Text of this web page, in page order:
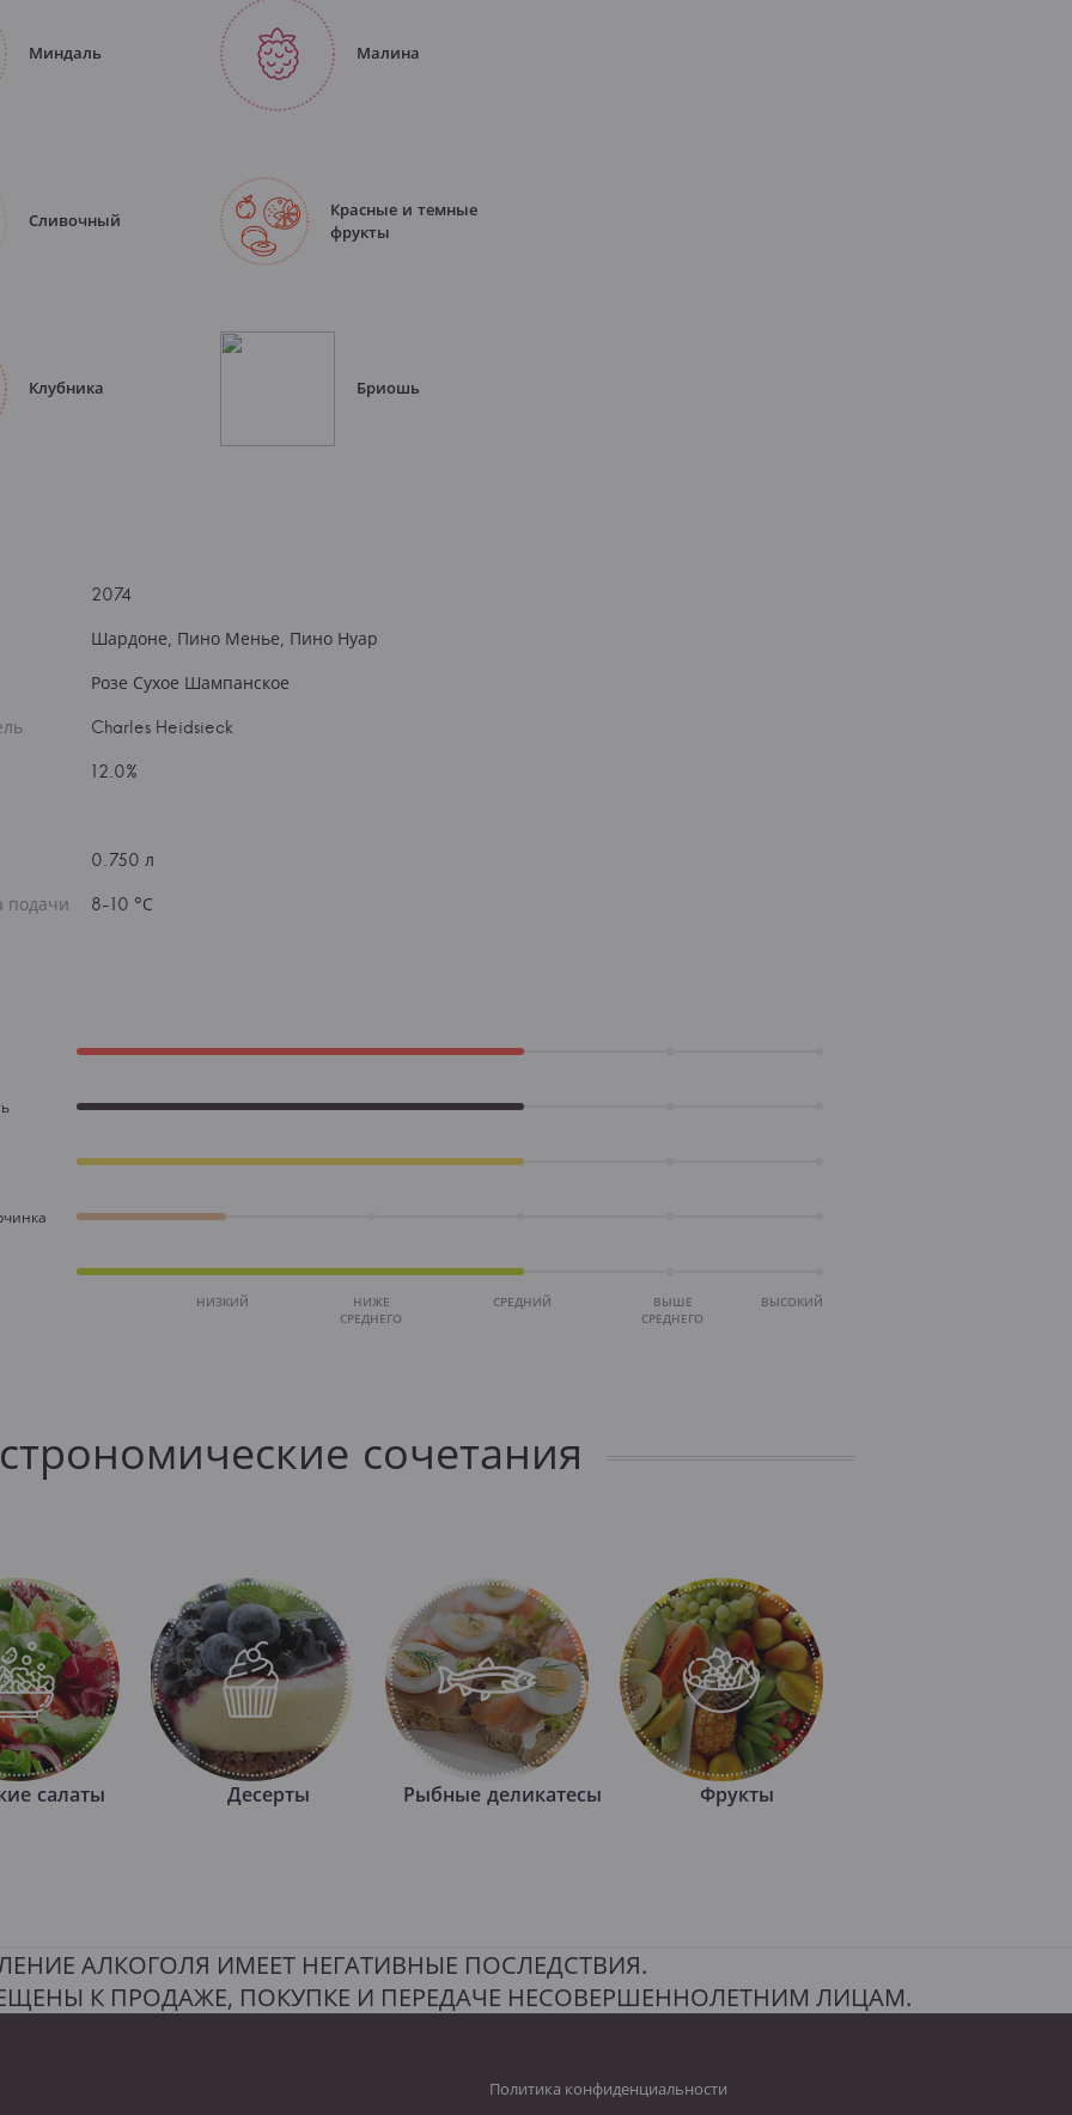
Миндаль Малина
Сливочный
Красные и темные
фрукты
Клубника Бриошь
2074
Шардоне, Пино Менье, Пино Нуар
Розе Сухое Шампанское
Charles Heidsieck
12.0%
0.750 л
подачи 8-10 °С
НИЗКИЙ
НИЖЕ
СРЕДНЕГО
СРЕДНИЙ
ВЫШЕ
СРЕДНЕГО
ВЫСОКИЙ
сочетания
салаты Десерты Рыбные деликатесы Фрукты
АЛКОГОЛЯ ИМЕЕТ НЕГАТИВНЫЕ ПОСЛЕДСТВИЯ.
К ПРОДАЖЕ, ПОКУПКЕ И ПЕРЕДАЧЕ НЕСОВЕРШЕННОЛЕТНИМ ЛИЦАМ.
Политика конфиденциальности